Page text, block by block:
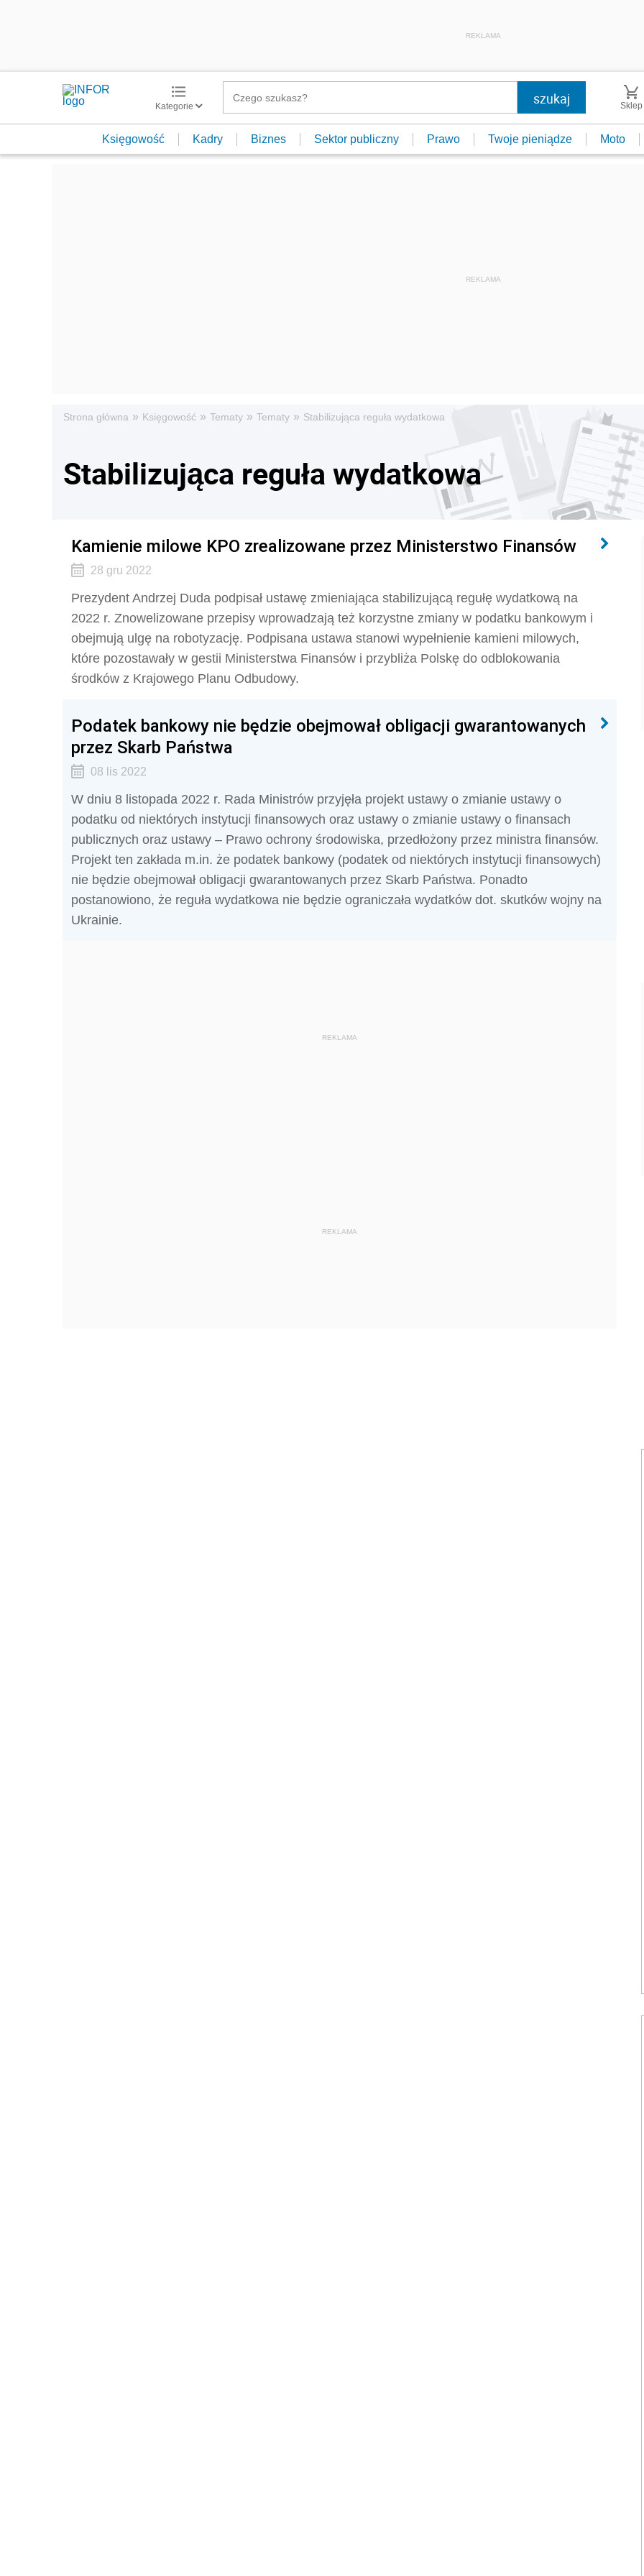
REKLAMA
Kategorie Sklep
Księgowość Kadry Biznes Sektor publiczny Prawo Twoje pieniądze Moto
Strona główna » Księgowość » Tematy » Tematy » Stabilizująca reguła wydatkowa
Stabilizująca reguła wydatkowa
Kamienie milowe KPO zrealizowane przez Ministerstwo Finansów
28 gru 2022
Prezydent Andrzej Duda podpisał ustawę zmieniająca stabilizującą regułę wydatkową na
2022 r. Znowelizowane przepisy wprowadzają też korzystne zmiany w podatku bankowym i
obejmują ulgę na robotyzację. Podpisana ustawa stanowi wypełnienie kamieni milowych,
które pozostawały w gestii Ministerstwa Finansów i przybliża Polskę do odblokowania
środków z Krajowego Planu Odbudowy.
Podatek bankowy nie będzie obejmował obligacji gwarantowanych
przez Skarb Państwa
08 lis 2022
W dniu 8 listopada 2022 r. Rada Ministrów przyjęła projekt ustawy o zmianie ustawy o
podatku od niektórych instytucji finansowych oraz ustawy o zmianie ustawy o finansach
publicznych oraz ustawy – Prawo ochrony środowiska, przedłożony przez ministra finansów.
Projekt ten zakłada m.in. że podatek bankowy (podatek od niektórych instytucji finansowych)
nie będzie obejmował obligacji gwarantowanych przez Skarb Państwa. Ponadto
postanowiono, że reguła wydatkowa nie będzie ograniczała wydatków dot. skutków wojny na
Ukrainie.
REKLAMA
REKLAMA